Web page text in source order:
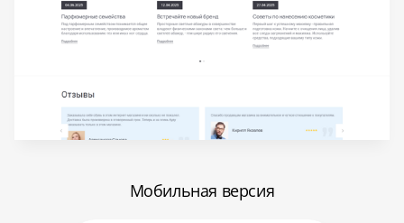
Мобильная версия